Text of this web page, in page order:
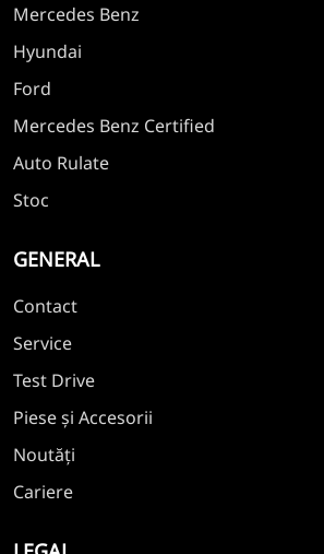
Mercedes Benz
Hyundai
Ford
Mercedes Benz Certified
Auto Rulate
Stoc
GENERAL
Contact
Service
Test Drive
Piese și Accesorii
Noutăți
Cariere